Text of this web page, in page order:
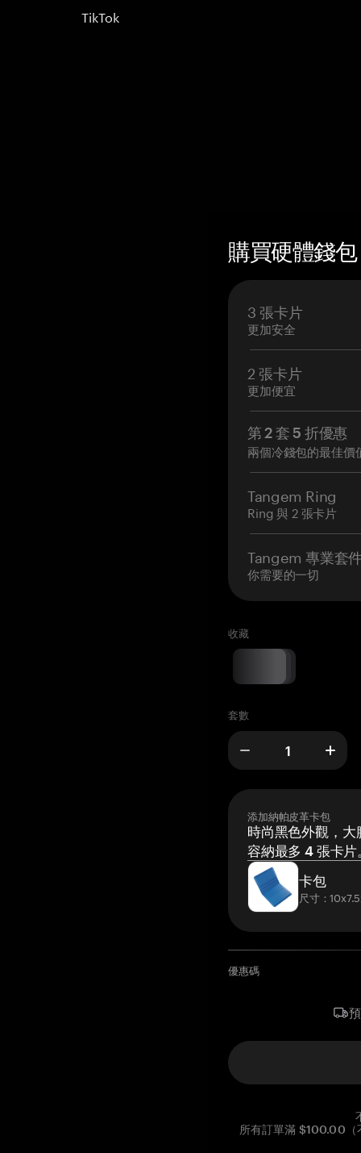
TikTok
購買硬體錢
3 張卡片
更加安全
2 張卡片
更加便宜
第 2 套 5 折優惠
兩個冷錢包的最佳價
Tangem Ring
Ring 與 2 張卡片
Tangem 專業套
你需要的一切
收藏
套數
添加納帕皮革卡包
時尚黑色外觀，大
容納最多 4 張卡片
卡包
尺寸：
優惠碼
所有訂單滿 $100.00（